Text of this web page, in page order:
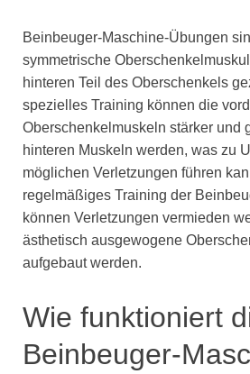
Beinbeuger-Maschine-Übungen
symmetrische
hinteren Teil des Oberschenkels
spezielles Training können die
Oberschenkelmuskeln stärker und
hinteren Muskeln werden, was zu
möglichen Verletzungen führen
regelmäßiges Training der
können Verletzungen vermieden
ästhetisch ausgewogene
aufgebaut werden.
Wie funktioniert
Beinbeuger-